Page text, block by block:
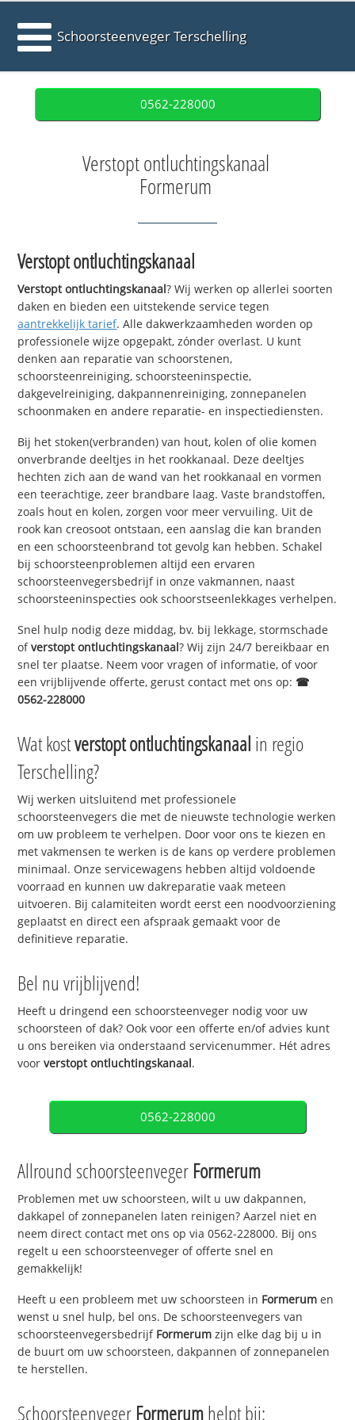
Schoorsteenveger Terschelling
0562-228000
Verstopt ontluchtingskanaal
Formerum
Verstopt ontluchtingskanaal
Verstopt ontluchtingskanaal? Wij werken op allerlei soorten
daken en bieden een uitstekende service tegen
aantrekkelijk tarief. Alle dakwerkzaamheden worden op
professionele wijze opgepakt, zónder overlast. U kunt
denken aan reparatie van schoorstenen,
schoorsteenreiniging, schoorsteeninspectie,
dakgevelreiniging, dakpannenreiniging, zonnepanelen
schoonmaken en andere reparatie- en inspectiediensten.
Bij het stoken(verbranden) van hout, kolen of olie komen
onverbrande deeltjes in het rookkanaal. Deze deeltjes
hechten zich aan de wand van het rookkanaal en vormen
een teerachtige, zeer brandbare laag. Vaste brandstoffen,
zoals hout en kolen, zorgen voor meer vervuiling. Uit de
rook kan creosoot ontstaan, een aanslag die kan branden
en een schoorsteenbrand tot gevolg kan hebben. Schakel
bij schoorsteenproblemen altijd een ervaren
schoorsteenvegersbedrijf in onze vakmannen, naast
schoorsteeninspecties ook schoorstseenlekkages verhelpen.
Snel hulp nodig deze middag, bv. bij lekkage, stormschade
ofverstopt ontluchtingskanaal? Wij zijn 24/7 bereikbaar en
snel ter plaatse. Neem voor vragen of informatie, of voor
een vrijblijvende offerte, gerust contact met ons op: ☎
0562-228000
Wat kostverstopt ontluchtingskanaal in regio
Terschelling?
Wij werken uitsluitend met professionele
schoorsteenvegers die met de nieuwste technologie werken
om uw probleem te verhelpen. Door voor ons te kiezen en
met vakmensen te werken is de kans op verdere problemen
minimaal. Onze servicewagens hebben altijd voldoende
voorraad en kunnen uw dakreparatie vaak meteen
uitvoeren. Bij calamiteiten wordt eerst een noodvoorziening
geplaatst en direct een afspraak gemaakt voor de
definitieve reparatie.
Bel nu vrijblijvend!
Heeft u dringend een schoorsteenveger nodig voor uw
schoorsteen of dak? Ook voor een offerte en/of advies kunt
u ons bereiken via onderstaand servicenummer. Hét adres
voorverstopt ontluchtingskanaal.
0562-228000
Allround schoorsteenveger Formerum
Problemen met uw schoorsteen, wilt u uw dakpannen,
dakkapel of zonnepanelen laten reinigen? Aarzel niet en
neem direct contact met ons op via 0562-228000. Bij ons
regelt u een schoorsteenveger of offerte snel en
gemakkelijk!
Heeft u een probleem met uw schoorsteen in Formerum en
wenst u snel hulp, bel ons. De schoorsteenvegers van
schoorsteenvegersbedrijf Formerum zijn elke dag bij u in
de buurt om uw schoorsteen, dakpannen of zonnepanelen
te herstellen.
Schoorsteenveger Formerumhelpt bij: